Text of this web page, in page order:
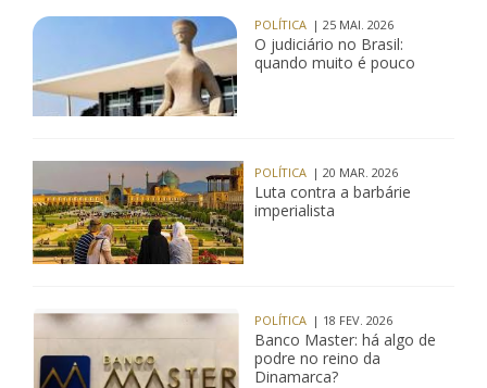
POLÍTICA | 25 MAI. 2026
O judiciário no Brasil:
quando muito é pouco
POLÍTICA | 20 MAR. 2026
Luta contra a barbárie
imperialista
POLÍTICA | 18 FEV. 2026
Banco Master: há algo de
podre no reino da
Dinamarca?